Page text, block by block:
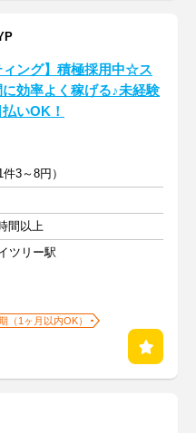
ィング】積極採用中☆ス
効率よく稼げる♪未経験
いOK！
3～8円）
間以上
ツリー駅
（1ヶ月以内OK）